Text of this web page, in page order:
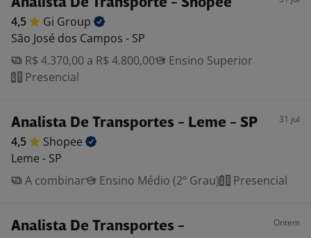
Analista De Transporte - Shopee
4,5 Gi Group
São José dos Campos - SP
R$ 4.370,00 a R$ 4.800,00
Ensino Superior
Presencial
Analista De Transportes - Leme - SP 31 jul
4,5
Shopee
Leme - SP
A combinar
Ensino Médio (2º Grau) Presencial
Analista De Transportes -
Ontem